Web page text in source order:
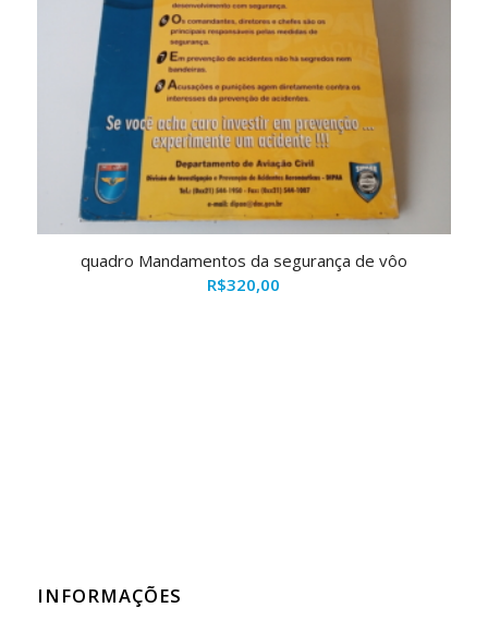
quadro Mandamentos da segurança de vôo
R$320,00
INFORMAÇÕES